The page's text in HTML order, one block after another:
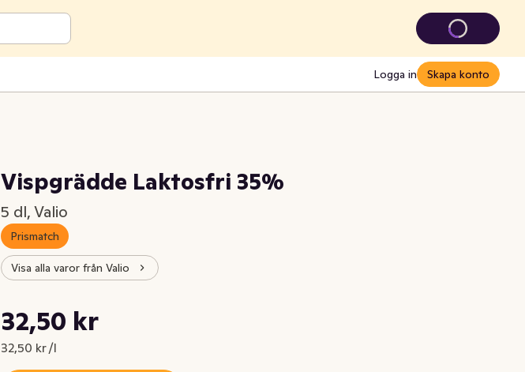
Logga in Skapa konto
Vispgrädde Laktosfri 35%
5 dl, Valio
Prismatch
Visa alla varor från Valio
Nuvarande pris är: 32,50 kr
32,50 kr
32,50 kr /l
Styckpris: 32,50 kr /l